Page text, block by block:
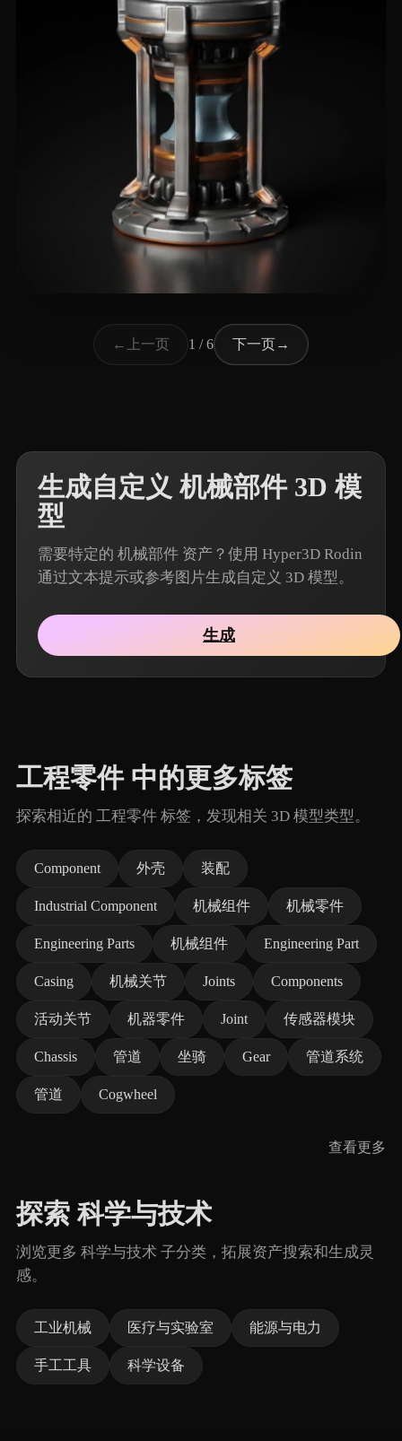
←
上一页 1 / 6 下一页→
生成自定义 机械部件 3D 模
型
需要特定的 机械部件 资产？使用 Hyper3D Rodin
通过文本提示或参考图片生成自定义 3D 模型。
生成
工程零件 中的更多标签
探索相近的 工程零件 标签，发现相关 3D 模型类型。
Component 外壳 装配
Industrial Component 机械组件 机械零件
Engineering Parts 机械组件 Engineering Part
Casing 机械关节 Joints Components
活动关节 机器零件 Joint 传感器模块
Chassis 管道 坐骑 Gear 管道系统
管道 Cogwheel
查看更多
探索 科学与技术
浏览更多 科学与技术 子分类，拓展资产搜索和生成灵
感。
工业机械 医疗与实验室 能源与电力
手工工具 科学设备